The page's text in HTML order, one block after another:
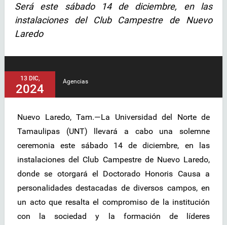
Será este sábado 14 de diciembre, en las
instalaciones del Club Campestre de Nuevo
Laredo
13 DIC,
2024
Agencias
Nuevo Laredo, Tam.—La Universidad del Norte de
Tamaulipas (UNT) llevará a cabo una solemne
ceremonia este sábado 14 de diciembre, en las
instalaciones del Club Campestre de Nuevo Laredo,
donde se otorgará el Doctorado Honoris Causa a
personalidades destacadas de diversos campos, en
un acto que resalta el compromiso de la institución
con la sociedad y la formación de líderes